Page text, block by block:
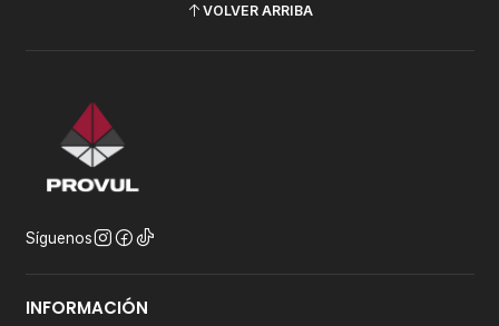
VOLVER ARRIBA
Síguenos
INFORMACIÓN